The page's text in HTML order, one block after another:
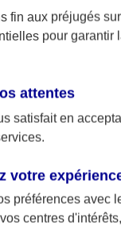
fin aux préjugés
pour garantir
attentes
satisfait en
votre
préférences avec
centres